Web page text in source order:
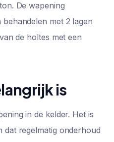
De wapening
met 2 lagen
de holtes met een
is
in de kelder. Het is
dat regelmatig onderhoud